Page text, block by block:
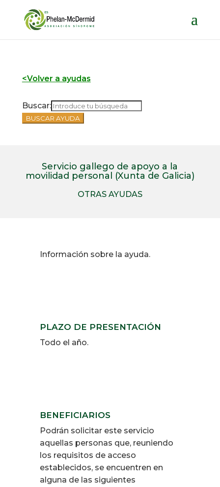
<Volver a ayudas
Buscar:
Servicio gallego de apoyo a la
movilidad personal (Xunta de Galicia)
OTRAS AYUDAS
Información sobre la ayuda.
PLAZO DE PRESENTACIÓN
Todo el año.
BENEFICIARIOS
Podrán solicitar este servicio
aquellas personas que, reuniendo
los requisitos de acceso
establecidos, se encuentren en
alguna de las siguientes